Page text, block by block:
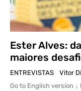
Ester Alves:
maiores
ENTREVISTAS Vitor
Go to English version ↓ Poucos atletas portugueses conseguem